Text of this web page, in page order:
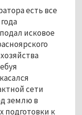
есть все
исковое
сети
землю в
подготовки к